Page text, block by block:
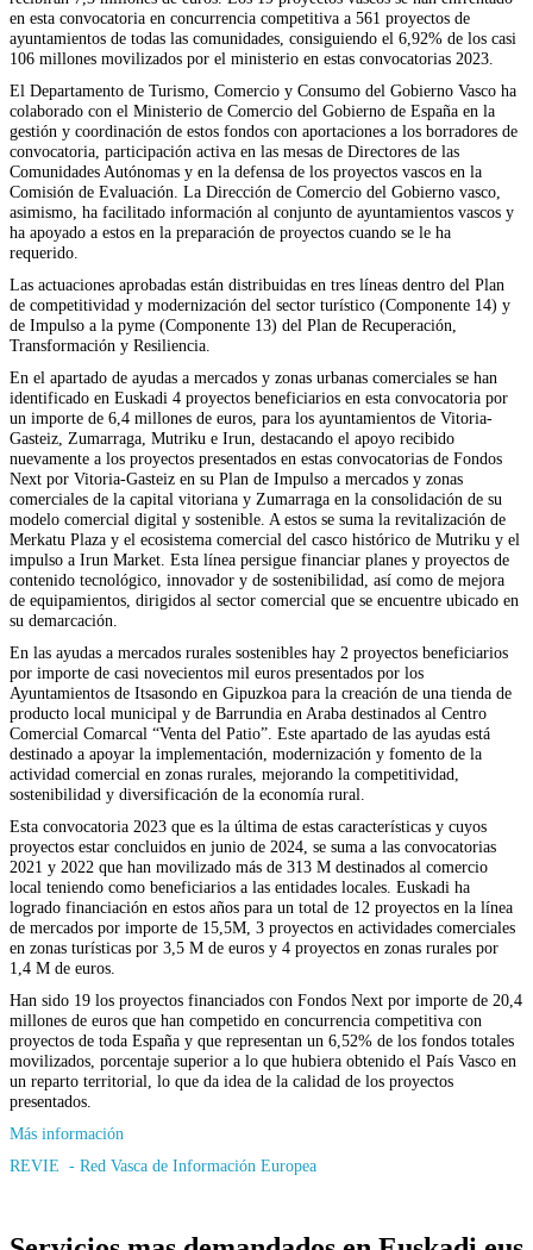
en esta convocatoria en concurrencia competitiva a 561 proyectos de
ayuntamientos de todas las comunidades, consiguiendo el 6,92% de los casi
106 millones movilizados por el ministerio en estas convocatorias 2023.
El Departamento de Turismo, Comercio y Consumo del Gobierno Vasco ha
colaborado con el Ministerio de Comercio del Gobierno de España en la
gestión y coordinación de estos fondos con aportaciones a los borradores de
convocatoria, participación activa en las mesas de Directores de las
Comunidades Autónomas y en la defensa de los proyectos vascos en la
Comisión de Evaluación. La Dirección de Comercio del Gobierno vasco,
asimismo, ha facilitado información al conjunto de ayuntamientos vascos y
ha apoyado a estos en la preparación de proyectos cuando se le ha
requerido.
Las actuaciones aprobadas están distribuidas en tres líneas dentro del Plan
de competitividad y modernización del sector turístico (Componente 14) y
de Impulso a la pyme (Componente 13) del Plan de Recuperación,
Transformación y Resiliencia.
En el apartado de ayudas a mercados y zonas urbanas comerciales se han
identificado en Euskadi 4 proyectos beneficiarios en esta convocatoria por
un importe de 6,4 millones de euros, para los ayuntamientos de Vitoria-
Gasteiz, Zumarraga, Mutriku e Irun, destacando el apoyo recibido
nuevamente a los proyectos presentados en estas convocatorias de Fondos
Next por Vitoria-Gasteiz en su Plan de Impulso a mercados y zonas
comerciales de la capital vitoriana y Zumarraga en la consolidación de su
modelo comercial digital y sostenible. A estos se suma la revitalización de
Merkatu Plaza y el ecosistema comercial del casco histórico de Mutriku y el
impulso a Irun Market. Esta línea persigue financiar planes y proyectos de
contenido tecnológico, innovador y de sostenibilidad, así como de mejora
de equipamientos, dirigidos al sector comercial que se encuentre ubicado en
su demarcación.
En las ayudas a mercados rurales sostenibles hay 2 proyectos beneficiarios
por importe de casi novecientos mil euros presentados por los
Ayuntamientos de Itsasondo en Gipuzkoa para la creación de una tienda de
producto local municipal y de Barrundia en Araba destinados al Centro
Comercial Comarcal “Venta del Patio”. Este apartado de las ayudas está
destinado a apoyar la implementación, modernización y fomento de la
actividad comercial en zonas rurales, mejorando la competitividad,
sostenibilidad y diversificación de la economía rural.
Esta convocatoria 2023 que es la última de estas características y cuyos
proyectos estar concluidos en junio de 2024, se suma a las convocatorias
2021 y 2022 que han movilizado más de 313 M destinados al comercio
local teniendo como beneficiarios a las entidades locales. Euskadi ha
logrado financiación en estos años para un total de 12 proyectos en la línea
de mercados por importe de 15,5M, 3 proyectos en actividades comerciales
en zonas turísticas por 3,5 M de euros y 4 proyectos en zonas rurales por
1,4 M de euros.
Han sido 19 los proyectos financiados con Fondos Next por importe de 20,4
millones de euros que han competido en concurrencia competitiva con
proyectos de toda España y que representan un 6,52% de los fondos totales
movilizados, porcentaje superior a lo que hubiera obtenido el País Vasco en
un reparto territorial, lo que da idea de la calidad de los proyectos
presentados.
Más información
REVIE - Red Vasca de Información Europea